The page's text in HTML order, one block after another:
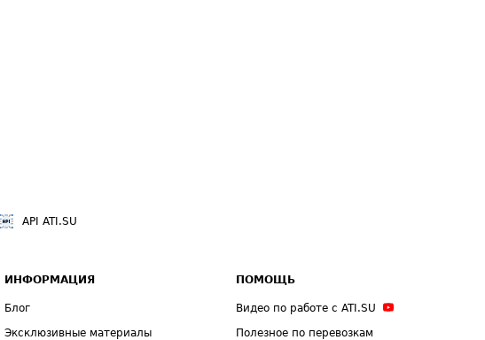
API ATI.SU
ИНФОРМАЦИЯ
Блог
Эксклюзивные материалы
ПОМОЩЬ
Видео по работе с ATI.SU
Полезное по перевозкам